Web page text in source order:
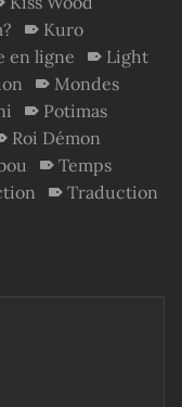
Kuro
en ligne
Light
Mondes
Potimas
Roi Démon
Temps
Traduction